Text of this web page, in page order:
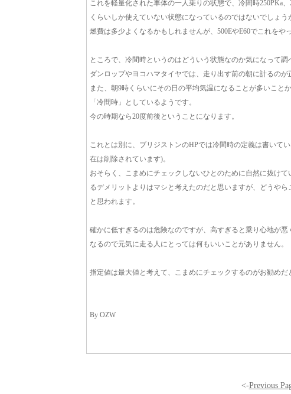
これを軽量化された車体の一人乗りの状態で、冷間時250PKa
くらいしか使えていない状態になっているのではないでしょう
燃費は多少よくなるかもしれませんが、500EやE60でこれをや
ところで、冷間時というのはどういう状態なのか気になって調
ダンロップやヨコハマタイヤでは、走り出す前の朝に計るのが
また、朝9時くらいにその日の平均気温になることが多いこ
「冷間時」としているようです。
今の時期なら20度前後ということになります。
これとは別に、ブリジストンのHPでは冷間時の定義は書いて
在は削除されています)。
おそらく、こまめにチェックしないひとのために自然に抜け
るデメリットよりはマシと考えたのだと思いますが、どうや
と思われます。
確かに低すぎるのは危険なのですが、高すぎると乗り心地が
なるので元気に走る人にとっては何もいいことがありません。
指定値は最大値と考えて、こまめにチェックするのがお勧めだ
By OZW
<-Previous